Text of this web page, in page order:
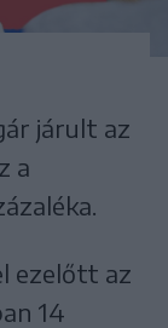
járult az
a
ezelőtt az
14